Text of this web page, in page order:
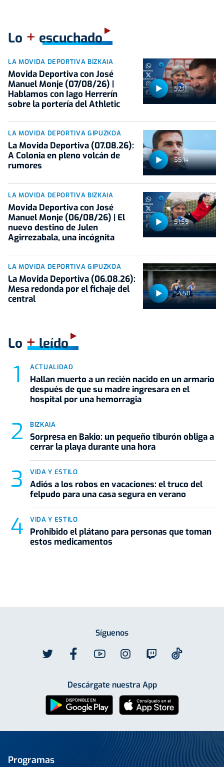
Lo + escuchado
52:11
LA MOVIDA DEPORTIVA BIZKAIA
Movida Deportiva con José
Manuel Monje (07/08/26) |
Hablamos con Iago Herrerín
sobre la portería del Athletic
55:14
LA MOVIDA DEPORTIVA GIPUZKOA
La Movida Deportiva (07.08.26):
A Colonia en pleno volcán de
rumores
51:59
LA MOVIDA DEPORTIVA BIZKAIA
Movida Deportiva con José
Manuel Monje (06/08/26) | El
nuevo destino de Julen
Agirrezabala, una incógnita
54:50
LA MOVIDA DEPORTIVA GIPUZKOA
La Movida Deportiva (06.08.26):
Mesa redonda por el fichaje del
central
Lo +leído
ACTUALIDAD
Hallan muerto a un recién nacido en un armario
después de que su madre ingresara en el
hospital por una hemorragia
BIZKAIA
Sorpresa en Bakio: un pequeño tiburón obliga a
cerrar la playa durante una hora
VIDA Y ESTILO
Adiós a los robos en vacaciones: el truco del
felpudo para una casa segura en verano
VIDA Y ESTILO
Prohibido el plátano para personas que toman
estos medicamentos
Síguenos
Descárgate nuestra App
Programas